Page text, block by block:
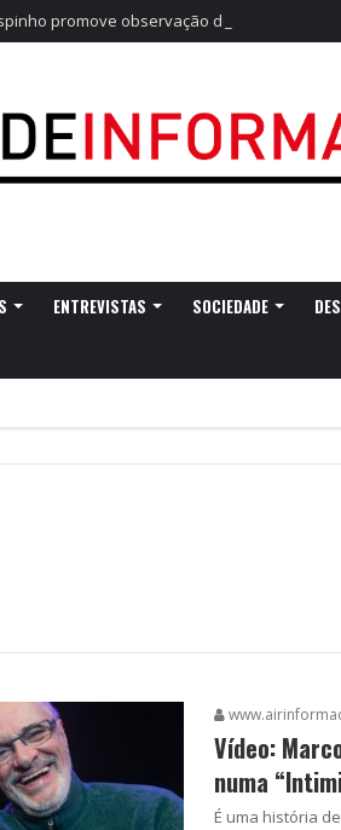
promove observação do eclipse solar
ENTREVISTAS SOCIEDADE
Vídeo:
numa
É uma história